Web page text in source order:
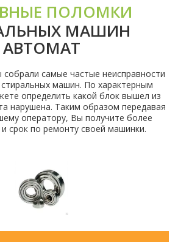
ПОЛОМКИ
МАШИН
АВТОМАТ
самые частые неисправности
машин. По характерным
определить какой блок вышел из
нарушена. Таким образом передавая
оператору, Вы получите более
срок по ремонту своей машинки.